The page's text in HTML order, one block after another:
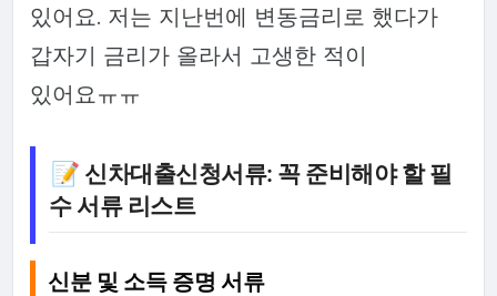
있어요. 저는 지난번에 변동금리로 했다가
갑자기 금리가 올라서 고생한 적이
있어요ㅠㅠ
📝 신차대출신청서류: 꼭 준비해야 할 필
수 서류 리스트
신분 및 소득 증명 서류